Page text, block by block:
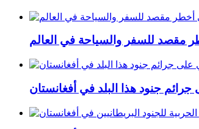
مقصد للسفر والسياحة في العالم
جنود هذا البلد في أفغانستان